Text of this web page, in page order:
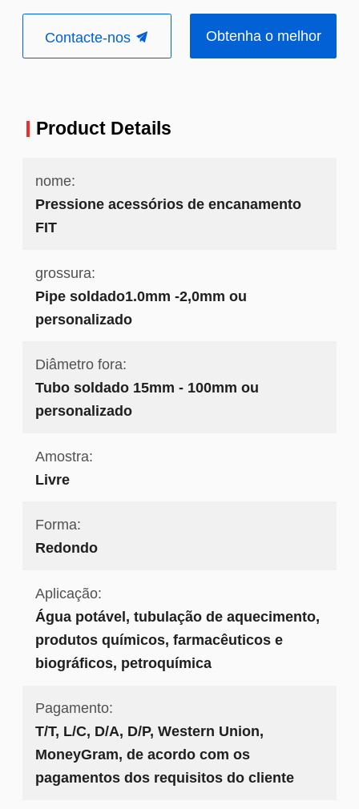
Contacte-nos Obtenha o melhor
Product Details
nome:
Pressione acessórios de encanamento
FIT
grossura:
Pipe soldado1.0mm -2,0mm ou
personalizado
Diâmetro fora:
Tubo soldado 15mm - 100mm ou
personalizado
Amostra:
Livre
Forma:
Redondo
Aplicação:
Água potável, tubulação de aquecimento,
produtos químicos, farmacêuticos e
biográficos, petroquímica
Pagamento:
T/T, L/C, D/A, D/P, Western Union,
MoneyGram, de acordo com os
pagamentos dos requisitos do cliente